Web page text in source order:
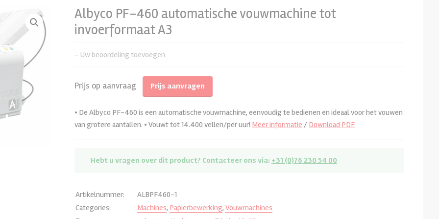
UV Coaters
Spot UV Coaters
Label-finishing
Vouwhecht-/trimmachines
Docucutters, Multifinishers
Rolsnijders
Rewinders en unwinders
Messen
Snijlatten
Magnetic Clamp Pads
Thermische lijmen
Papierboren
Overig toebehoren papierboren
Albyco Elements, synth. papier
Lamineerfilms koud
Montagefilm koud
Albyco PF-460 automatische vouwmachine tot
invoerformaat A3
- Uw beoordeling toevoegen
Prijs op aanvraag Prijs aanvragen
• De Albyco PF-460 is een automatische vouwmachine, eenvoudig te bedienen en ideaal voor het vouwen
van grotere aantallen. • Vouwt tot 14.400 vellen/per uur! Meer informatie / Download PDF
Hebt u vragen over dit product? Contacteer ons via: +31 (0)76 230 54 00
Artikelnummer:
ALBPF460-1
Categories:
Machines, Papierbewerking, Vouwmachines